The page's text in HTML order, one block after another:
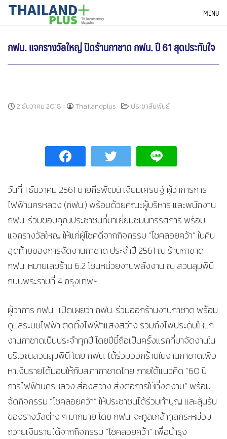
SkipTHAILANDPLUS NEWS MENU
กฟน. แจกรางวัลใหญ่ ปิดร้านกาชาด กฟน. ปี 61 สุดประทับใจ
2 ธันวาคม 2018 Thailandplus ประชาสัมพันธ์
วันที่ 1 ธันวาคม 2561 นายกีรพัฒน์ เจียมเศรษฐ์ ผู้ว่าการการ
ไฟฟ้านครหลวง (กฟน.) พร้อมด้วยคณะผู้บริหาร และพนักงาน
กฟน. ร่วมขอบคุณประชาชนที่มาเยี่ยมชมนิทรรศการ พร้อม
แจกรางวัลใหญ่ ให้แก่ผู้โชคดีจากกิจกรรม “โชคลอยคว้า” ในคืน
สุดท้ายของการจัดงานกาชาด ประจำปี 2561 ณ ร้านกาชาด
กฟน. หมายเลขร้าน 6.2 โซนหน่วยงานพลังงาน ณ สวนลุมพินี
ถนนพระรามที่ 4 กรุงเทพฯ
ผู้ว่าการ กฟน. เปิดเผยว่า กฟน. ร่วมออกร้านงานกาชาด พร้อม
ดูแลระบบไฟฟ้า ติดตั้งไฟฟ้าแสงสว่าง รวมถึงไฟประดับให้แก่
งานกาชาดเป็นประจำทุกปี โดยปีนี้ถือเป็นครั้งแรกที่มาจัดงานใน
บริเวณสวนลุมพินี โดย กฟน. ได้ร่วมออกร้านในงานกาชาดเพื่อ
หาเงินรายได้มอบให้กับสภากาชาดไทย ภายใต้แนวคิด “60 ปี
การไฟฟ้านครหลวง ส่องสว่าง ส่งต่อการให้ที่งดงาม” พร้อม
จัดกิจกรรม “โชคลอยคว้า” ให้ประชาชนได้ร่วมทำบุญ และลุ้นรับ
ของรางวัลต่าง ๆ มากมาย โดย กฟน. จะทูลเกล้าทูลกระหม่อม
ถวายเงินรายได้จากกิจกรรม “โชคลอยคว้า” เพื่อบำรุง